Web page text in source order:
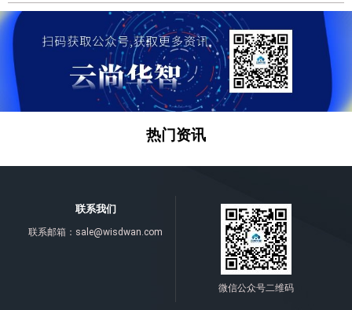
热门资讯
联系我们
联系邮箱： sale@wisdwan.com
微信公众号二维码